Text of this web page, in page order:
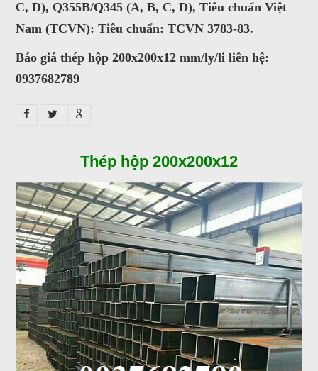
C, D), Q355B/Q345 (A, B, C, D), Tiêu chuẩn Việt
Nam (TCVN): Tiêu chuẩn: TCVN 3783-83.
Báo giá thép hộp 200x200x12 mm/ly/li liên hệ:
0937682789
Thép hộp 200x200x12